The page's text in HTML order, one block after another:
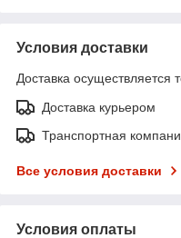
Условия доставки
Доставка осуществляется
Доставка курьером
Транспортная
Все условия доставки
Условия оплаты